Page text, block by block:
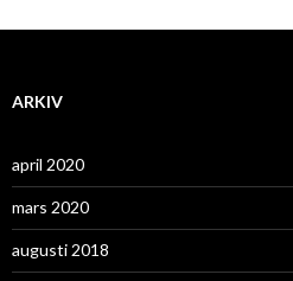
ARKIV
april 2020
mars 2020
augusti 2018